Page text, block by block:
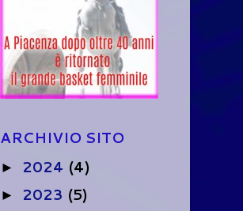
ARCHIVIO SITO
► 2024 (4)
► 2023 (5)